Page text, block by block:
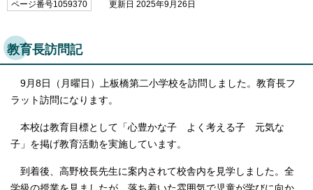
ページ番号1059370 更新日 2025年9月26日
教育長訪問記
9月8日（月曜日）上板橋第二小学校を訪問しました。教育長フ
ラット訪問になります。
本校は教育目標として「心豊かな子 よく考える子 元気な
子」を掲げ教育活動を実施しています。
到着後、高野校長先生に案内されて校舎内を見学しました。全